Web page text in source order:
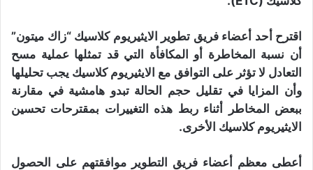
اقترح أحد أعضاء فريق تطوير الايثيريوم كلاسيك “زاك ميتون”
أن نسبة المخاطرة أو المكافأة التي قد تمثلها عملية مسح
التعادل لا تؤثر على التوافق مع الايثيريوم كلاسيك يجب تحليلها
وأن المزايا في تقليل حجم الحالة تبدو هامشية في مقارنة
ببعض المخاطر أثناء ربط هذه التغييرات بمقترحات تحسين
الايثيريوم كلاسيك الأخرى.
أعطى معظم أعضاء فريق التطوير موافقتهم على الحصول